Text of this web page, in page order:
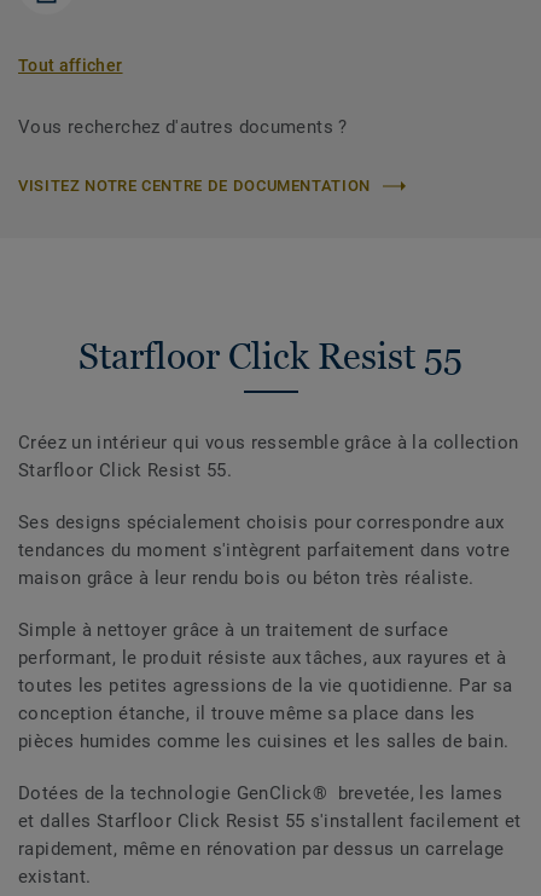
Tout afficher
Vous recherchez d'autres documents ?
VISITEZ NOTRE CENTRE DE DOCUMENTATION
Starfloor Click Resist 55
Créez un intérieur qui vous ressemble grâce à la collection
Starfloor Click Resist 55.
Ses designs spécialement choisis pour correspondre aux
tendances du moment s'intègrent parfaitement dans votre
maison grâce à leur rendu bois ou béton très réaliste.
Simple à nettoyer grâce à un traitement de surface
performant, le produit résiste aux tâches, aux rayures et à
toutes les petites agressions de la vie quotidienne. Par sa
conception étanche, il trouve même sa place dans les
pièces humides comme les cuisines et les salles de bain.
Dotées de la technologie GenClick® brevetée, les lames
et dalles Starfloor Click Resist 55 s'installent facilement et
rapidement, même en rénovation par dessus un carrelage
existant.